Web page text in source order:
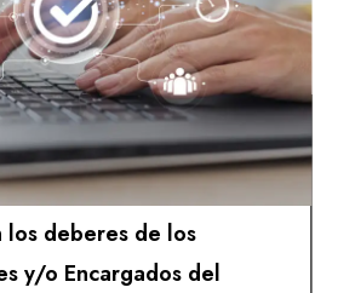
los deberes de los
y/o Encargados del